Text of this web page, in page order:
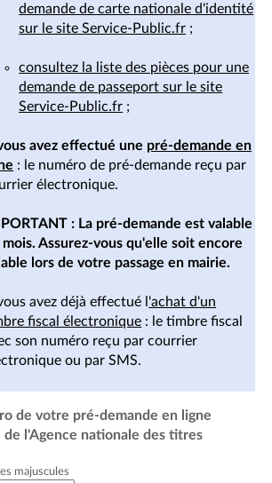
demande de carte nationale d'identité
sur le site Service-Public.fr ;
consultez la liste des pièces pour une
demande de passeport sur le site
Service-Public.fr ;
avez effectué une pré-demande en
: le numéro de pré-demande reçu par
électronique.
: La pré-demande est valable
mois. Assurez-vous qu'elle soit encore
lors de votre passage en mairie.
avez déjà effectué l'achat d'un
fiscal électronique : le timbre fiscal
son numéro reçu par courrier
ou par SMS.
de votre pré-demande en ligne
l'Agence nationale des titres
majuscules